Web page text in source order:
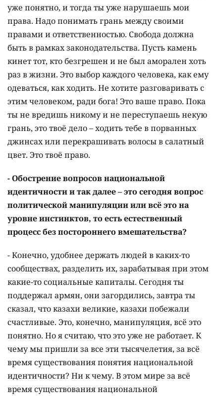
уже понятно, и тогда ты уже нарушаешь мои
права. Надо понимать грань между своими
правами и ответственностью. Свобода должна
быть в рамках законодательства. Пусть камень
кинет тот, кто безгрешен и не был аморален хоть
раз в жизни. Это выбор каждого человека, как ему
одеваться, как ходить. Не хотите разговаривать с
этим человеком, ради бога! Это ваше право. Пока
ты не вредишь никому и не переступаешь некую
грань, это твоё дело – ходить тебе в порванных
джинсах или перекрашивать волосы в салатный
цвет. Это твоё право.
- Обострение вопросов национальной
идентичности и так далее – это сегодня вопрос
политической манипуляции или всё это на
уровне инстинктов, то есть естественный
процесс без постороннего вмешательства?
- Конечно, удобнее держать людей в каких-то
сообществах, разделить их, зарабатывая при этом
какие-то социальные капиталы. Сегодня ты
поддержал армян, они загордились, завтра ты
сказал, что казахи великие, казахи побежали
счастливые. Это, конечно, манипуляция, всё это
понятно. Но я считаю, что это уже не работает. К
чему мы пришли за все эти тысячелетия, за всё
время существования понятия национальной
идентичности? Ни к чему. В этом мире за всё
время существования национальной